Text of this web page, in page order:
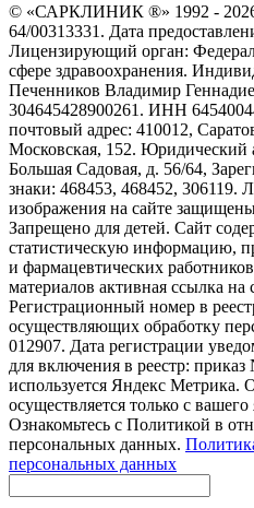
© «САРКЛИНИК ®» 1992 - 2026
64/00313331. Дата
Лицензирующий орган:
сфере здравоохранения.
Печенников Владимир
304645428900261. ИНН
почтовый адрес: 410012,
Московская, 152. Юридический
Большая Садовая, д. 56/64,
знаки: 468453, 468452, 306119.
изображения на сайте
Запрещено для детей. Сайт
статистическую информацию,
и фармацевтических
материалов активная ссылка на
Регистрационный номер в
осуществляющих обработку
012907. Дата регистрации
для включения в реестр:
используется Яндекс Метрика.
осуществляется только с вашего
Ознакомьтесь с Политикой в
персональных данных.
персональных данных